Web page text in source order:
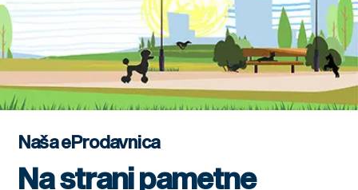
Naša eProdavnica
Na strani pametne